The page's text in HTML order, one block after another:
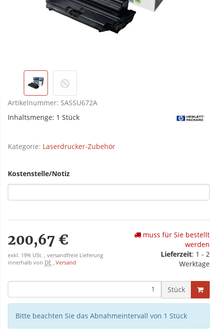
Artikelnummer: SASSU672A
Inhaltsmenge: 1 Stück
Kategorie: Laserdrucker-Zubehör
Kostenstelle/Notiz
200,67 €
exkl. 19% USt. , versandfreie Lieferung
innerhalb von DE , Versand
muss für Sie bestellt
werden
Lieferzeit: 1 - 2
Werktage
Stück
Bitte beachten Sie das Abnahmeintervall von 1 Stück